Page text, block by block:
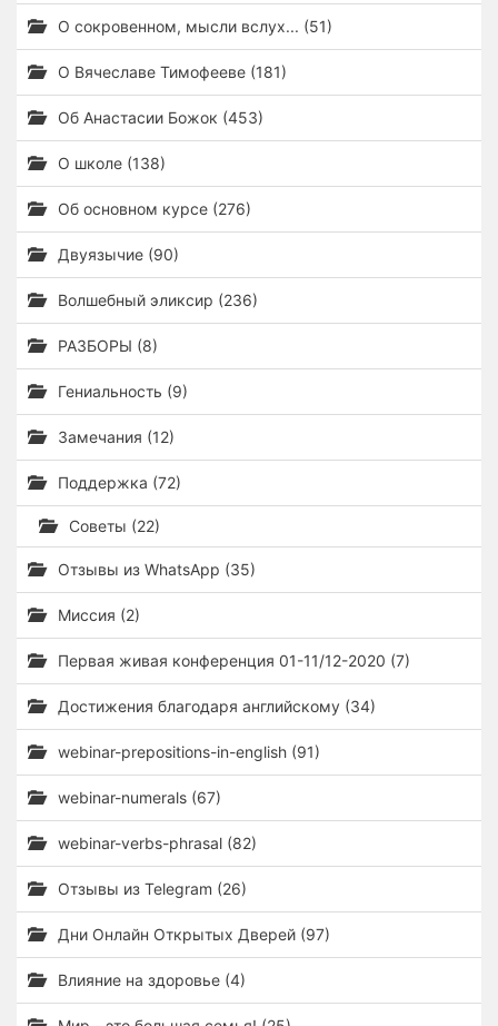
О сокровенном, мысли вслух... (51)
О Вячеславе Тимофееве (181)
Об Анастасии Божок (453)
О школе (138)
Об основном курсе (276)
Двуязычие (90)
Волшебный эликсир (236)
РАЗБОРЫ (8)
Гениальность (9)
Замечания (12)
Поддержка (72)
Советы (22)
Отзывы из WhatsApp (35)
Миссия (2)
Первая живая конференция 01-11/12-2020 (7)
Достижения благодаря английскому (34)
webinar-prepositions-in-english (91)
webinar-numerals (67)
webinar-verbs-phrasal (82)
Отзывы из Telegram (26)
Дни Онлайн Открытых Дверей (97)
Влияние на здоровье (4)